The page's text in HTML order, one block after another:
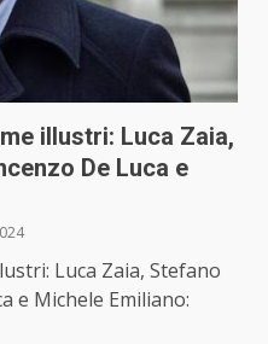
illustri: Luca Zaia,
De Luca e
Luca Zaia, Stefano
e Michele Emiliano: